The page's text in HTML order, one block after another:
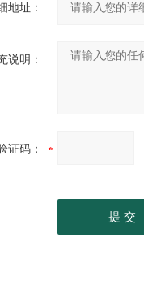
地址：
说明：
证码：